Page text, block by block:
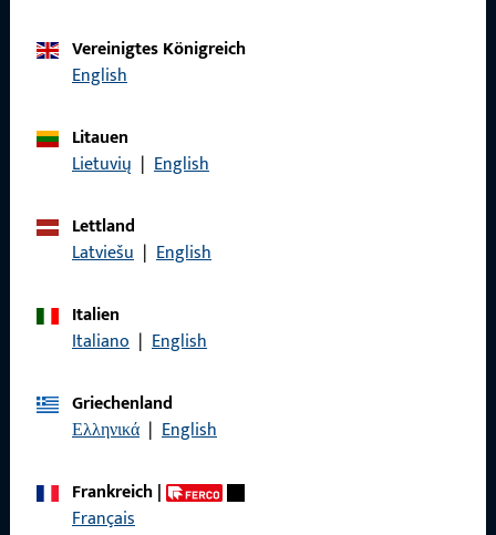
Kontaktieren Sie uns
Vereinigtes Königreich
English
Litauen
Lietuvių | English
Lettland
Latviešu | English
Italien
Italiano | English
Griechenland
Ελληνικά | English
Frankreich|
Français
Allgemeines
Datenschutz